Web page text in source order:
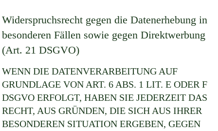
Widerspruchsrecht gegen die Datenerhebung in
besonderen Fällen sowie gegen Direktwerbung
(Art. 21 DSGVO)
WENN DIE DATENVERARBEITUNG AUF
GRUNDLAGE VON ART. 6 ABS. 1 LIT. E ODER F
DSGVO ERFOLGT, HABEN SIE JEDERZEIT DAS
RECHT, AUS GRÜNDEN, DIE SICH AUS IHRER
BESONDEREN SITUATION ERGEBEN, GEGEN